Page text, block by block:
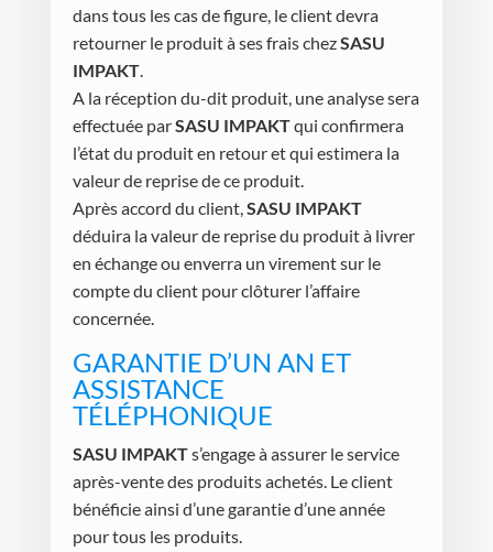
dans tous les cas de figure, le client devra
retourner le produit à ses frais chezSASU
IMPAKT.
A la réception du-dit produit, une analyse sera
effectuée parSASU IMPAKTqui confirmera
l’état du produit en retour et qui estimera la
valeur de reprise de ce produit.
Après accord du client,SASU IMPAKT
déduira la valeur de reprise du produit à livrer
en échange ou enverra un virement sur le
compte du client pour clôturer l’affaire
concernée.
GARANTIE D’UN AN ET
ASSISTANCE
TÉLÉPHONIQUE
SASU IMPAKTs’engage à assurer le service
après-vente des produits achetés. Le client
bénéficie ainsi d’une garantie d’une année
pour tous les produits.